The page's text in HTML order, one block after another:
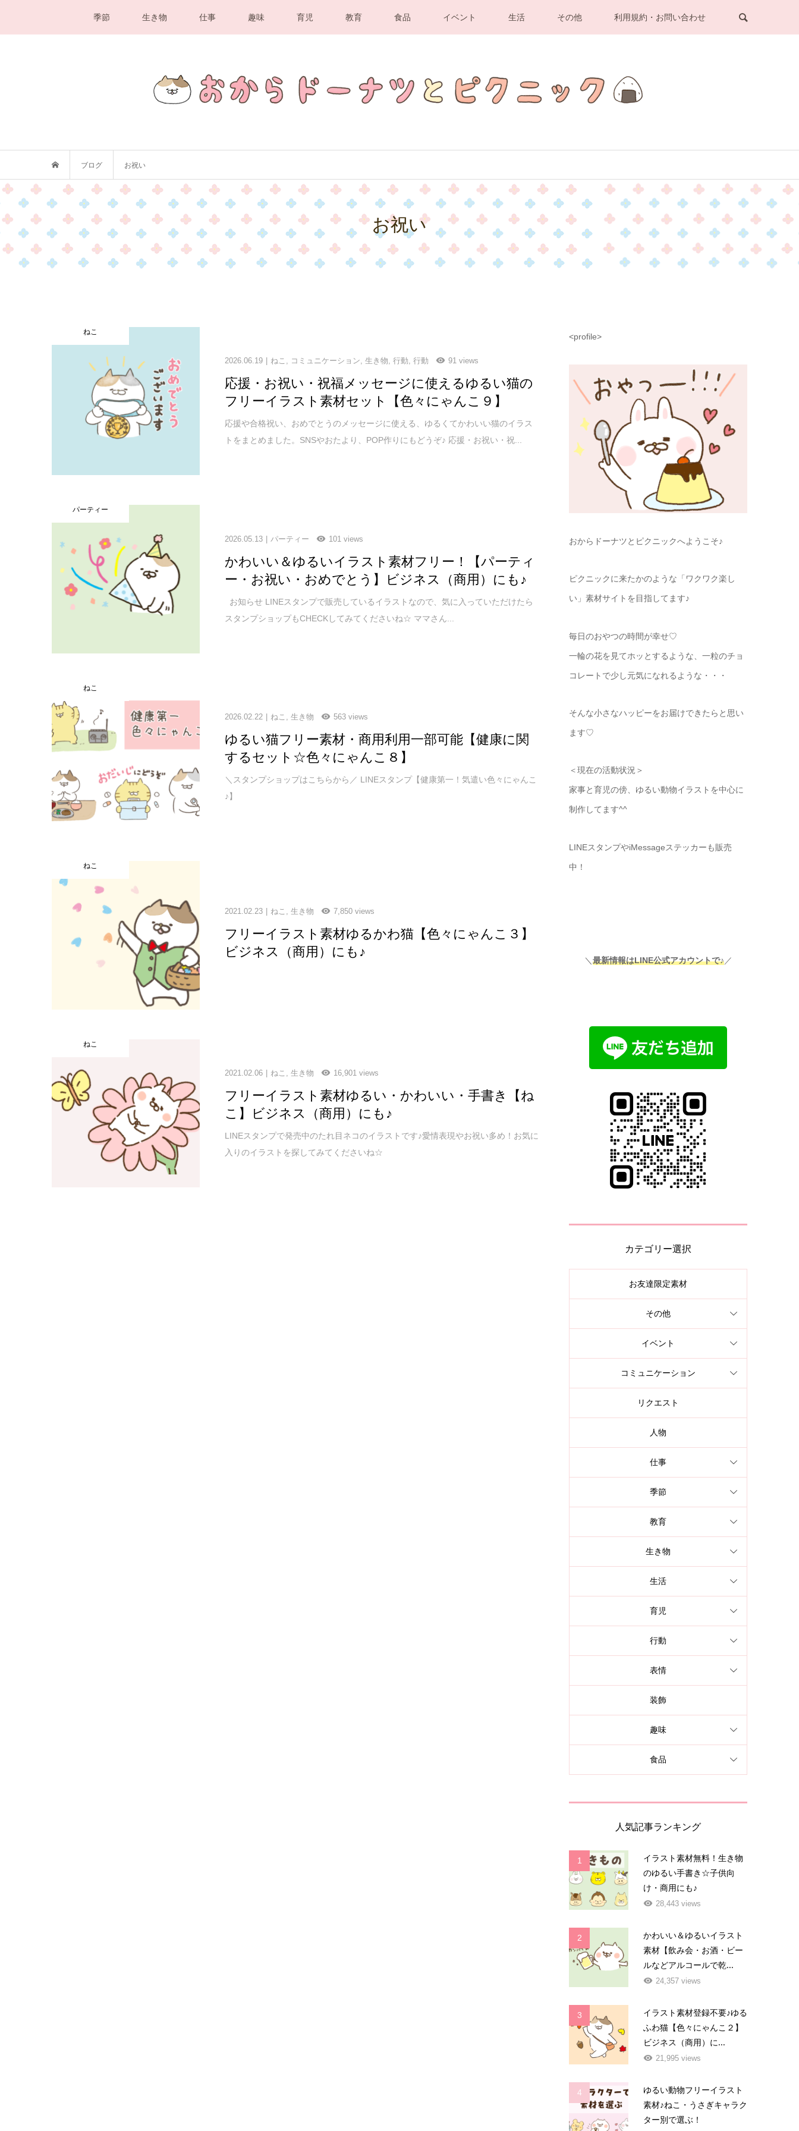
季節 生き物 仕事 趣味 育児 教育 食品 イベント 生活 その他 利用規約・お問い合わせ
ブログ お祝い
お祝い
ねこ
2026.06.19 ねこ , コミュニケーション,生き物,行動,行動 91 views
応援・お祝い・祝福メッセージに使えるゆるい猫の
フリーイラスト素材セット【色々にゃんこ９】
応援や合格祝い、おめでとうのメッセージに使える、ゆるくてかわいい猫のイラス
トをまとめました。SNSやおたより、POP作りにもどうぞ♪ 応援・お祝い・祝...
パーティー
2026.05.13 パーティー 101 views
かわいい＆ゆるいイラスト素材フリー！【パーティ
ー・お祝い・おめでとう】ビジネス（商用）にも♪
お知らせ LINEスタンプで販売しているイラストなので、気に入っていただけたら
スタンプショップもCHECKしてみてくださいね☆ ママさん...
ねこ
2026.02.22 ねこ ,生き物 563 views
ゆるい猫フリー素材・商用利用一部可能【健康に関
するセット☆色々にゃんこ８】
＼スタンプショップはこちらから／ LINEスタンプ【健康第一！気遣い色々にゃんこ
♪】
ねこ
2021.02.23 ねこ ,生き物 7,850 views
フリーイラスト素材ゆるかわ猫【色々にゃんこ３】
ビジネス（商用）にも♪
ねこ
2021.02.06 ねこ ,生き物 16,901 views
フリーイラスト素材ゆるい・かわいい・手書き【ね
こ】ビジネス（商用）にも♪
LINEスタンプで発売中のたれ目ネコのイラストです♪愛情表現やお祝い多め！お気に
入りのイラストを探してみてくださいね☆
<profile>
おからドーナツとピクニックへようこそ♪
ピクニックに来たかのような「ワクワク楽し
い」素材サイトを目指してます♪
毎日のおやつの時間が幸せ♡
一輪の花を見てホッとするような、一粒のチョ
コレートで少し元気になれるような・・・
そんな小さなハッピーをお届けできたらと思い
ます♡
＜現在の活動状況＞
家事と育児の傍、ゆるい動物イラストを中心に
制作してます^^
LINEスタンプやiMessageステッカーも販売
中！
＼ 最新情報はLINE公式アカウントで♪／
カテゴリー選択
お友達限定素材
その他
イベント
コミュニケーション
リクエスト
人物
仕事
季節
教育
生き物
生活
育児
行動
表情
装飾
趣味
食品
人気記事ランキング
1
イラスト素材無料！生き物
のゆるい手書き☆子供向
け・商用にも♪
28,443 views
2
かわいい＆ゆるいイラスト
素材【飲み会・お酒・ビー
ルなどアルコールで乾...
24,357 views
3
イラスト素材登録不要♪ゆる
ふわ猫【色々にゃんこ２】
ビジネス（商用）に...
21,995 views
4
ゆるい動物フリーイラスト
素材♪ねこ・うさぎキャラク
ター別で選ぶ！